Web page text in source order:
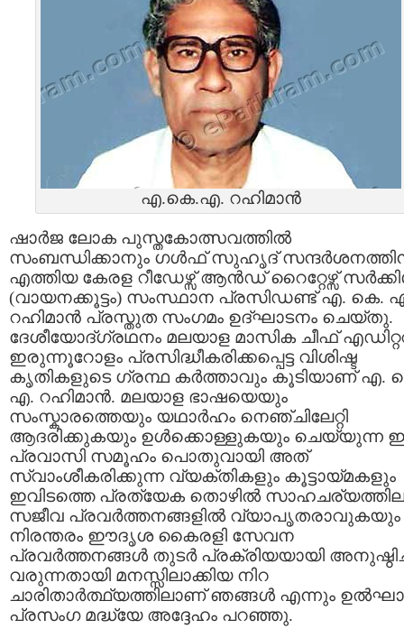
എ.കെ.എ. റഹിമാന്‍
ഷാര്‍ജ ലോക പുസ്തകോത്സവത്തില്‍
സംബന്ധിക്കാനും ഗള്‍ഫ്‌ സുഹൃദ്‌
എത്തിയ കേരള റീഡേഴ്സ് ആന്‍ഡ്‌ റൈറ്റേഴ്സ്
(വായനക്കൂട്ടം) സംസ്ഥാന പ്രസിഡണ്ട് എ. കെ.
റഹിമാന്‍ പ്രസ്തുത സംഗമം ഉദ്ഘാടനം ചെയ്തു.
ദേശീയോദ്ഗ്രഥനം മലയാള മാസിക ചീഫ്‌
ഇരുന്നൂറോളം പ്രസിദ്ധീകരിക്കപ്പെട്ട വിശിഷ്ട
കൃതികളുടെ ഗ്രന്ഥ കര്‍ത്താവും കൂടിയാണ് എ.
എ. റഹിമാന്‍. മലയാള ഭാഷയെയും
സംസ്കാരത്തെയും യഥാര്‍ഹം നെഞ്ചിലേറ്റി
ആദരിക്കുകയും ഉള്‍ക്കൊള്ളുകയും ചെയ്യുന്ന
പ്രവാസി സമൂഹം പൊതുവായി അത്
സ്വാംശീകരിക്കുന്ന വ്യക്തികളും കൂട്ടായ്മകളും
ഇവിടത്തെ പ്രത്യേക തൊഴില്‍
സജീവ പ്രവര്‍ത്തനങ്ങളില്‍ വ്യാപൃതരാവുകയും
നിരന്തരം ഈദൃശ കൈരളി സേവന
പ്രവര്‍ത്തനങ്ങള്‍ തുടര്‍ പ്രക്രിയയായി
വരുന്നതായി മനസ്സിലാക്കിയ നിറ
ചാരിതാര്‍ത്ഥ്യത്തിലാണ് ഞങ്ങള്‍ എന്നും
പ്രസംഗ മദ്ധ്യേ അദ്ദേഹം പറഞ്ഞു.